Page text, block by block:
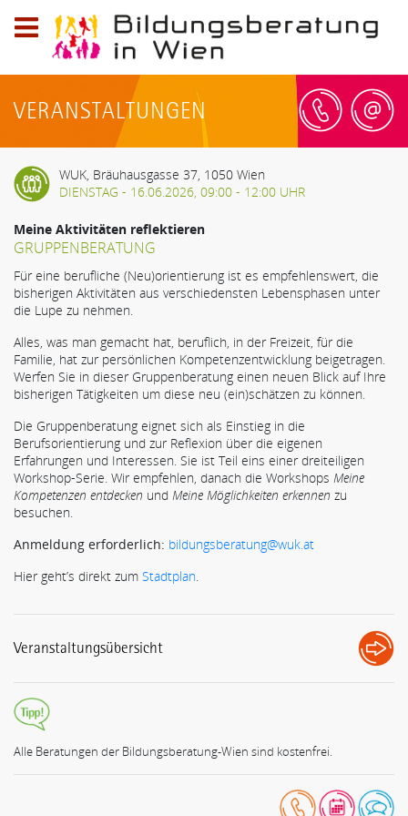
in
0800
20
79
59,
Mail:
info@bildungsberatung-
VERANSTALTUNGEN
WUK, Bräuhausgasse 37, 1050 Wien
DIENSTAG - 16.06.2026, 09:00 - 12:00 UHR
Meine Aktivitäten reflektieren
GRUPPENBERATUNG
Für eine berufliche (Neu)orientierung ist es empfehlenswert, die
bisherigen Aktivitäten aus verschiedensten Lebensphasen unter
die Lupe zu nehmen.
Alles, was man gemacht hat, beruflich, in der Freizeit, für die
Familie, hat zur persönlichen Kompetenzentwicklung beigetragen.
Werfen Sie in dieser Gruppenberatung einen neuen Blick auf Ihre
bisherigen Tätigkeiten um diese neu (ein)schätzen zu können.
Die Gruppenberatung eignet sich als Einstieg in die
Berufsorientierung und zur Reflexion über die eigenen
Erfahrungen und Interessen. Sie ist Teil eins einer dreiteiligen
Workshop-Serie. Wir empfehlen, danach die Workshops Meine
Kompetenzen entdecken und Meine Möglichkeiten erkennen zu
besuchen.
Anmeldung erforderlich: bildungsberatung@wuk.at
Hier geht’s direkt zum Stadtplan.
Veranstaltungsübersicht
Alle Beratungen der Bildungsberatung-Wien sind kostenfrei.